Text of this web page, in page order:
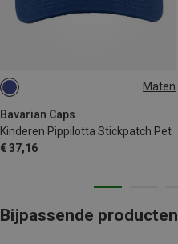
Maten
Bavarian Caps
Kinderen Pippilotta Stickpatch Pet
€ 37,16
54
Bijpassende producten